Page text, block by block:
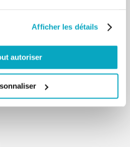
Afficher les détails
autoriser
18h